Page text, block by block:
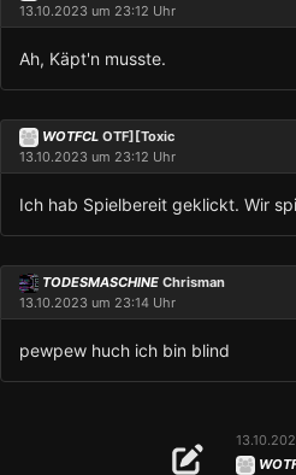
13.10.2023 um 23:12 Uhr
Ah, Käpt'n musste.
WOTFCL OTF][Toxic
13.10.2023 um 23:12 Uhr
Ich hab Spielbereit geklickt. Wir
TODESMASCHINE Chrisman
13.10.2023 um 23:14 Uhr
pewpew huch ich bin blind